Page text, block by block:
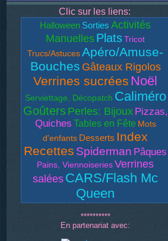
Clic sur les liens:
Halloween Sorties Activités
Manuelles Plats Tricot
Trucs/Astuces Apéro/Amuse-
Bouches Gâteaux Rigolos
Verrines sucrées Noël
Serviettage, Décopatch Caliméro
Goûters Perles: Bijoux Pizzas,
Quiches Tables en Fête Mots
d'enfants Desserts Index
Recettes Spiderman Pâques
Pains, Viennoiseries Verrines
salées CARS/Flash Mc
Queen
**********
En partenariat avec: